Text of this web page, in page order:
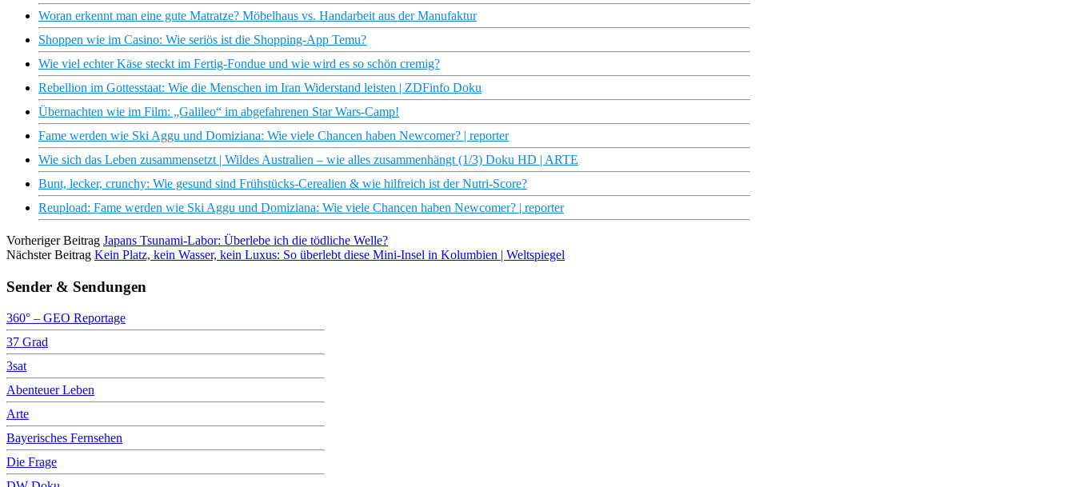
Woran erkennt man eine gute Matratze? Möbelhaus vs. Handarbeit aus der Manufaktur
Shoppen wie im Casino: Wie seriös ist die Shopping-App Temu?
Wie viel echter Käse steckt im Fertig-Fondue und wie wird es so schön cremig?
Rebellion im Gottesstaat: Wie die Menschen im Iran Widerstand leisten | ZDFinfo Doku
Übernachten wie im Film: „Galileo“ im abgefahrenen Star Wars-Camp!
Fame werden wie Ski Aggu und Domiziana: Wie viele Chancen haben Newcomer? | reporter
Wie sich das Leben zusammensetzt | Wildes Australien – wie alles zusammenhängt (1/3) Doku HD | ARTE
Bunt, lecker, crunchy: Wie gesund sind Frühstücks-Cerealien & wie hilfreich ist der Nutri-Score?
Reupload: Fame werden wie Ski Aggu und Domiziana: Wie viele Chancen haben Newcomer? | reporter
Vorheriger Beitrag Japans Tsunami-Labor: Überlebe ich die tödliche Welle?
Nächster Beitrag Kein Platz, kein Wasser, kein Luxus: So überlebt diese Mini-Insel in Kolumbien | Weltspiegel
Sender & Sendungen
360° – GEO Reportage
37 Grad
3sat
Abenteuer Leben
Arte
Bayerisches Fernsehen
Die Frage